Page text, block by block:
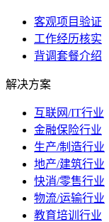
客观项目验证
工作经历核实
背调套餐介绍
解决方案
互联网/IT行业
金融保险行业
生产/制造行业
地产/建筑行业
快消/零售行业
物流/运输行业
教育培训行业